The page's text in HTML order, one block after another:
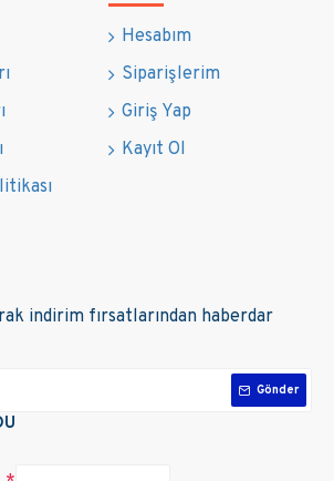
Hesabım
Siparişlerim
Giriş Yap
Kayıt Ol
indirim fırsatlarından haberdar
Gönder